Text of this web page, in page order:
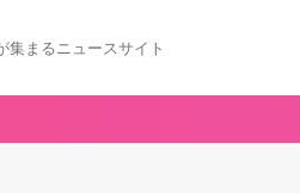
集まるニュースサイト